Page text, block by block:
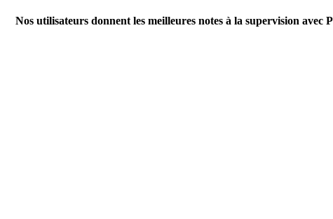
Nos utilisateurs donnent les meilleures notes à la supervision avec